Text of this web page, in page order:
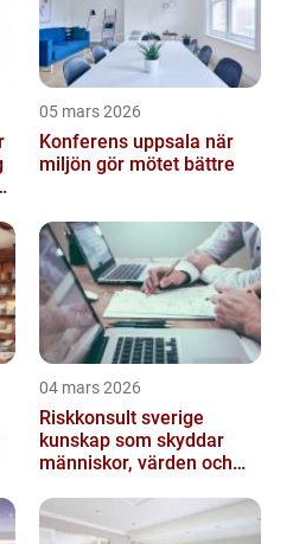
05 mars 2026
Konferens uppsala när
miljön gör mötet bättre
04 mars 2026
Riskkonsult sverige
kunskap som skyddar
människor, värden och